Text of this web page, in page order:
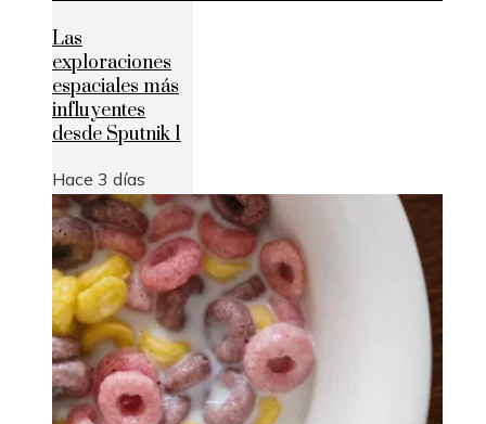
Las
exploraciones
espaciales más
influyentes
desde Sputnik 1
Hace 3 días